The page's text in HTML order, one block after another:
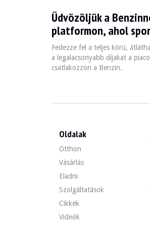
La BMW Série 7 E32, produite
Fiche technique
Guide de
Lors de l'achat d'une BMW
Fedezze fel az összes eladó
BMW Serie 7
Üdvözöljük a
platformon, ahol
Fedezze fel a teljes körű,
a legalacsonyabb díjakat a
csatlakozzon a Benzin.
Oldalak
Otthon
Vásárlás
Eladni
Szolgáltatások
Cikkek
Videók